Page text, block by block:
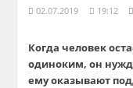
02.07.2019 19:12
Когда человек
одиноким, он
ему оказывают